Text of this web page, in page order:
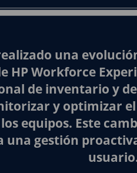
una
HP Workforce
de inventario y
y optimizar
equipos. Este
gestión